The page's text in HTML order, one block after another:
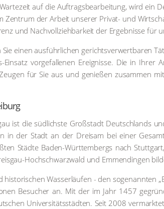
auf die Auf­trags­be­ar­bei­tung, wird ein
Zen­trum der Arbeit unse­rer Pri­vat- und
und Nach­voll­zieh­bar­keit der Ergeb­nis­se für
einen aus­führ­li­chen gerichts­ver­wert­ba­ren
vor­ge­fal­le­nen Ereig­nis­se. Die in Ihrer
für Sie aus und genie­ßen zusam­men
ist die süd­lichs­te Groß­stadt Deutsch­lands
in der Stadt an der Drei­sam bei einer
Städ­te Baden-Würt­tem­bergs nach
Hoch­schwarz­wald und Emmen­din­gen
Was­ser­läu­fen - den soge­nann­ten
Besu­cher an. Mit der im Jahr 1457
Uni­ver­si­täts­städ­ten. Seit 2008